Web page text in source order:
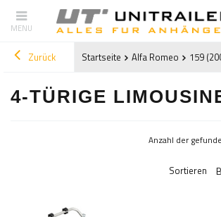
Zurück Startseite Alfa Romeo 159
4-TÜRIGE
Anzahl der
Sortieren